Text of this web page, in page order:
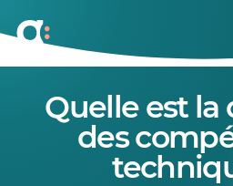
Quelle est
des